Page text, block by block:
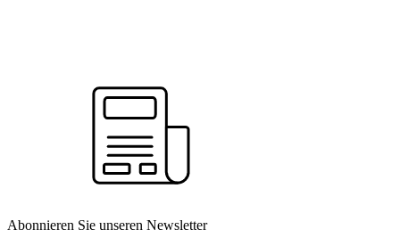
Abonnieren Sie unseren Newsletter